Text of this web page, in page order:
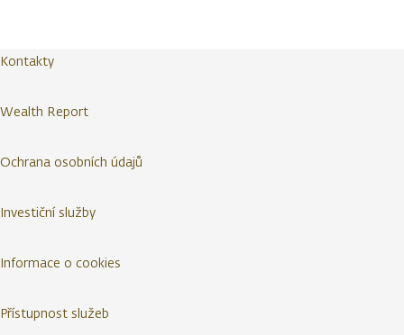
Kontakty
Wealth Report
Ochrana osobních údajů
Investiční služby
Informace o cookies
Přístupnost služeb